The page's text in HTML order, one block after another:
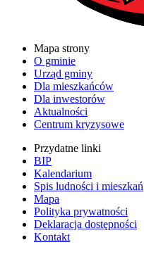
Mapa strony
O gminie
Urząd gminy
Dla mieszkańców
Dla inwestorów
Aktualności
Centrum kryzysowe
Przydatne linki
BIP
Kalendarium
Spis ludności i mieszkań
Mapa
Polityka prywatności
Deklaracja dostępności
Kontakt